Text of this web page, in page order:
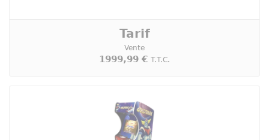
Tarif
Vente
1999,99 € T.T.C.